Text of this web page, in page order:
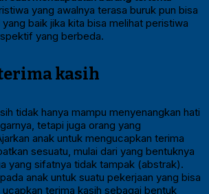
yang awalnya terasa buruk pun bisa
baik jika kita bisa melihat peristiwa
yang berbeda.
kasih
tidak hanya mampu menyenangkan hati
tetapi juga orang yang
anak untuk mengucapkan terima
sesuatu, mulai dari yang bentuknya
yang sifatnya tidak tampak (abstrak).
anak untuk suatu pekerjaan yang bisa
terima kasih sebagai bentuk